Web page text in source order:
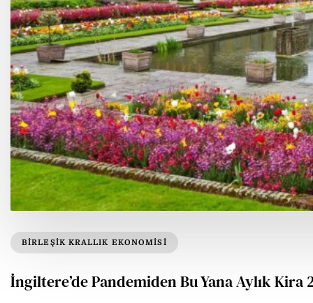
BIRLEŞIK KRALLIK EKONOMISI
İngiltere’de Pandemiden Bu Yana Aylık Kira